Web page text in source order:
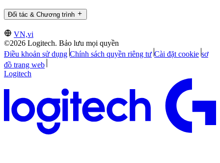
Đối tác & Chương trình
VN,vi
©2026 Logitech. Bảo lưu mọi quyền
Điều khoản sử dụng Chính sách quyền riêng tư Cài đặt cookie sơ
đồ trang web
Logitech